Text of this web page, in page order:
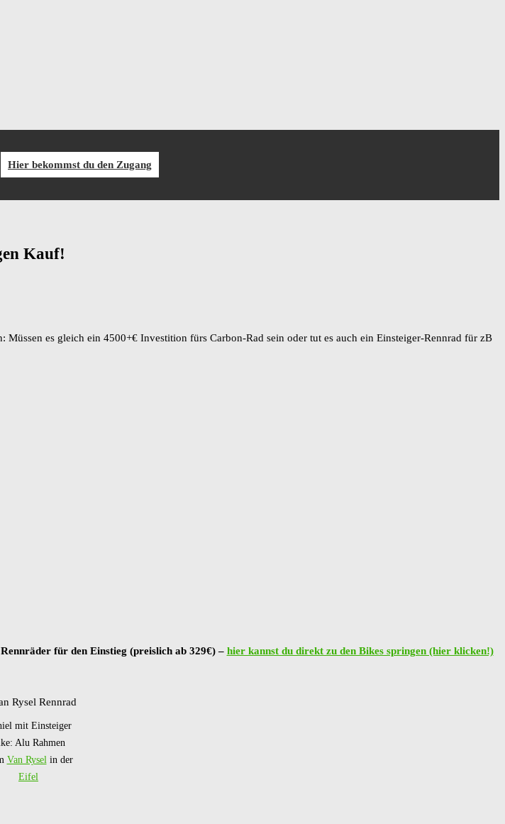
Hier bekommst du den Zugang
Kauf!
es gleich ein 4500+€ Investition fürs Carbon-Rad sein oder tut es auch ein Einsteiger-Rennrad für zB
für den Einstieg (preislich ab 329€) – hier kannst du direkt zu den Bikes springen (hier klicken!)
mit Einsteiger
Alu Rahmen
Van Ryselin der
Eifel